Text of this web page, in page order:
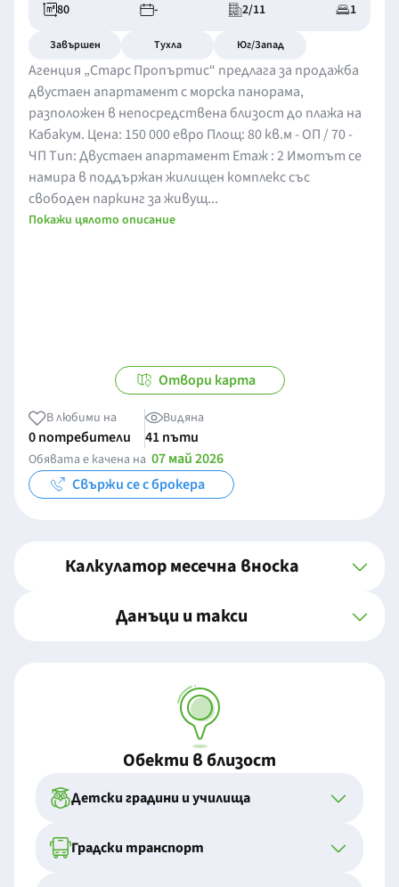
80 - 2/11 1
Завършен Тухла Юг/Запад
Агенция „Старс Пропъртис“ предлага за продажба
двустаен апартамент с морска панорама,
разположен в непосредствена близост до плажа на
Кабакум. Цена: 150 000 евро Площ: 80 кв.м - ОП / 70 -
ЧП Тип: Двустаен апартамент Етаж : 2 Имотът се
намира в поддържан жилищен комплекс със
свободен паркинг за живущ...
Покажи цялото описание
Отвори карта
В любими на
0 потребители
Видяна
41 пъти
Обявата е качена на 07 май 2026
Свържи се с брокера
Калкулатор месечна вноска
Данъци и такси
Обекти в близост
Детски градини и училища
Градски транспорт